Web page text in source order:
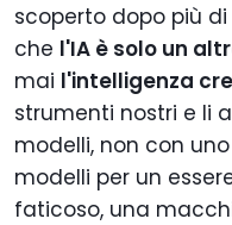
scoperto dopo più
che l'IA è solo un
mai l'intelligenza
strumenti nostri e li
modelli, non con
modelli per un
faticoso, una